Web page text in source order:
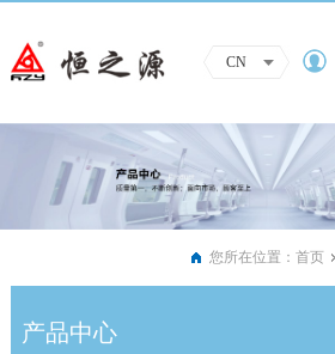
CN
您所在位置：首页
产品中心